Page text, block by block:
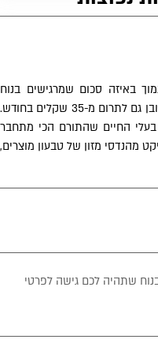
באיזה סכום שמרגישים בנוח
בממוצע של 50 ש"ח לתרומה, אבל ניתן כמובן גם לתרום מ-35 שקלים בחודש.
החיים שהתורם הכי מתחבר
מהנדסי מזון של טבעון מוצרים,
שתהיה לכם גישה לפרטי